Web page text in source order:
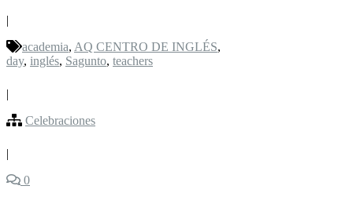
|
academia, AQ CENTRO DE INGLÉS,
day, inglés, Sagunto, teachers
|
Celebraciones
|
0